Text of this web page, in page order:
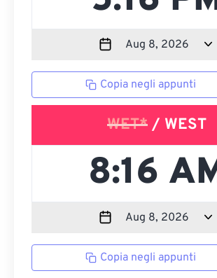
Copia negli appunti
WET* / WEST
Copia negli appunti